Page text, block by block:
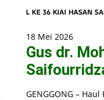
18 Mei 2026
Gus dr.
GENGGONG –